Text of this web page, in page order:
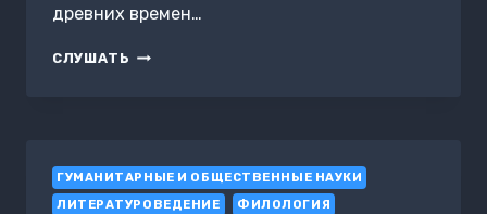
древних времен…
СЛУШАТЬ ПЛЕМЯННИЦА
ГУМАНИТАРНЫЕ И ОБЩЕСТВЕННЫЕ НАУКИ
ЛИТЕРАТУРОВЕДЕНИЕ
ФИЛОЛОГИЯ